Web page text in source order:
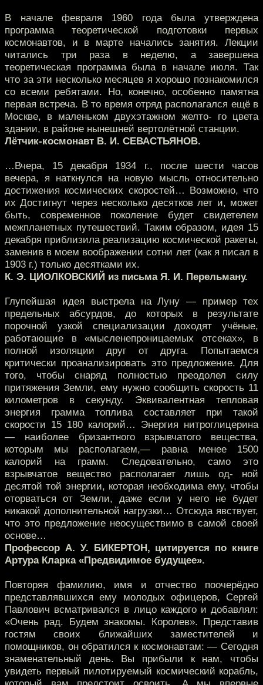
В начале февраля 1960 года была утверждена
программа теоретической подготовки первых
космонавтов, и в марте начались занятия. Лекции
читались три раза в неделю, а завершена
теоретическая программа была в начале июля. Так
что за эти несколько месяцев я хорошо познакомился
со всеми ребятами. Но, конечно, особенно памятна
первая встреча. В то время отряд располагался ещё в
Москве, в маленьком двухэтажном желто- го цвета
здании, в районе нынешней вертолётной станции.
Лётчик-космонавт В. И. СЕВАСТЬЯНОВ.
…Вчера, 15 декабря 1934 г., после шести часов
вечера, я наткнулся на новую мысль относительно
достижения космических скоростей… Возможно, что
их Достигнут через несколько десятков лет и, может
быть, современное поколение будет свидетелем
межпланетных путешествий. Таким образом, идея 15
декабря приблизила реализацию космической ракеты,
заменив в моем воображении сотни лет (как я писал в
1903 г.) только десятками их.
К. Э. ЦИОЛКОВСКИЙ из письма Я. И. Перельману.
Глупейшая идея выстрела на Луну — пример тех
предельных абсурдов, до которых в результате
порочной узкой специализации доходят учёные,
работающие в «мысленепроницаемых отсеках», в
полной изоляции друг от друга. Попытаемся
критически проанализировать это предложение. Для
того, чтобы снаряд полностью преодолел силу
притяжения Земли, ему нужно сообщить скорость 11
километров в секунду. Эквивалентная тепловая
энергия грамма топлива составляет при такой
скорости 15 180 калорий… Энергия нитроглицерина
— наиболее бризантного взрывчатого вещества,
которым мы располагаем,— равна менее 1500
калорий на грамм. Следовательно, само это
взрывчатое вещество располагает лишь од- ной
десятой той энергии, которая необходима ему, чтобы
оторваться от Земли, даже если у него не будет
никакой дополнительной нагрузки… Отсюда явствует,
что это предложение неосуществимо в самой своей
основе…
Профессор А. У. БИКЕРТОН, цитируется по книге
Артура Кларка «Предвидимое будущее».
Повторяя фамилию, имя и отчество поочерёдно
представлявшихся ему молодых офицеров, Сергей
Павлович всматривался в лицо каждого и добавлял:
«Очень рад. Будем знакомы. Королев». Представив
гостям своих ближайших заместителей и
помощников, он обратился к космонавтам: — Сегодня
знаменательный день. Вы прибыли к нам, чтобы
увидеть первый пилотируемый космический корабль,